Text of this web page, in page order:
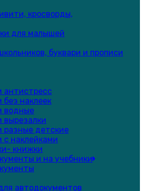
кросворды,
для малышей
буквари и прописи
антистресс
без наклеек
водные
вырезалки
разные детские
с наклейками
книжки
и на учебники
автодокументов